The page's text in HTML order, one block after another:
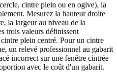
cintre plein ou en ogive), la
Mesurez la hauteur droite
la largeur au niveau de la
trois valeurs définissent
plein centré. Pour un cintre
un relevé professionnel au gabarit
incorrect sur une fenêtre cintrée
avec le coût d'un gabarit.